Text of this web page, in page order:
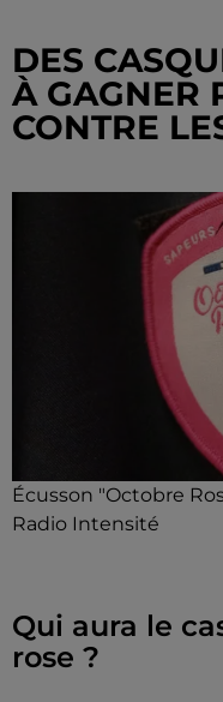
DES
À GAGNER
CONTRE
Écusson "Octobre
Radio Intensité
Qui aura le
rose ?